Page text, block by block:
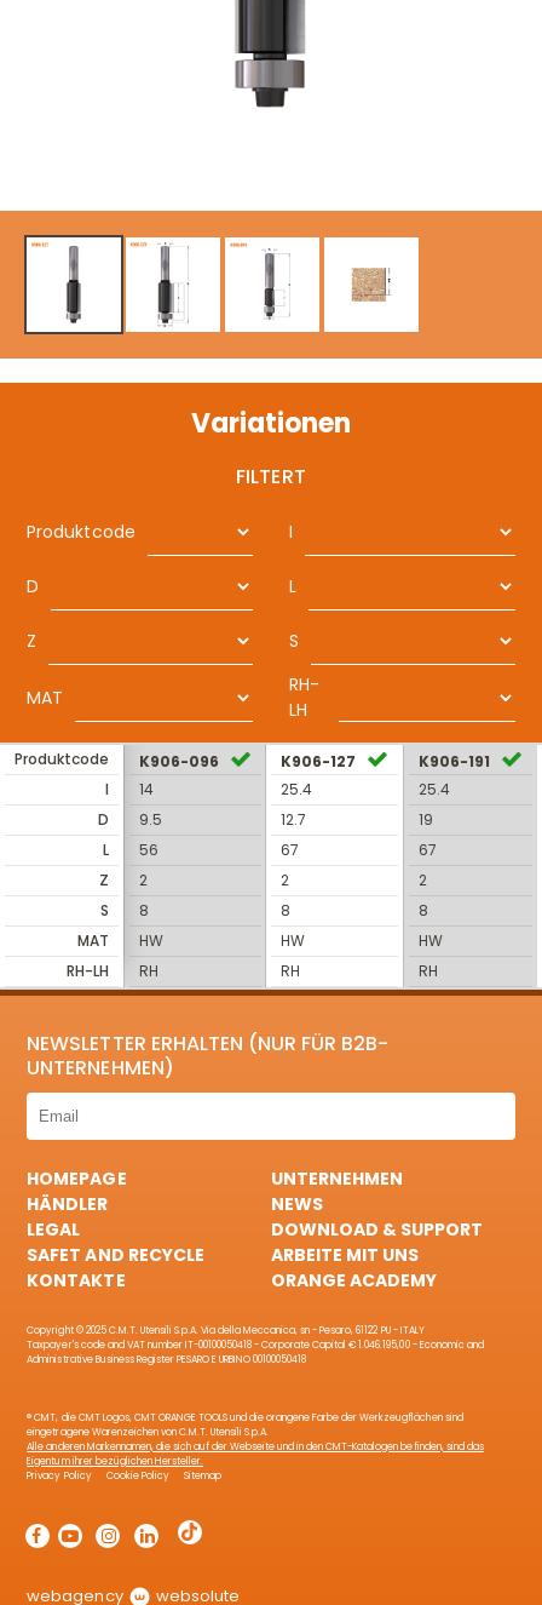
Variationen
FILTERT
Produktcode I
D L
Z S
MAT
RH-
LH
Produktcode
I
D
L
Z
S
MAT
RH-LH
K906-096
14
9.5
56
2
8
HW
RH
K906-127
25.4
12.7
67
2
8
HW
RH
K906-191
25.4
19
67
2
8
HW
RH
NEWSLETTER ERHALTEN (NUR FÜR B2B-
UNTERNEHMEN)
HOMEPAGE
UNTERNEHMEN
HÄNDLER
NEWS
LEGAL
DOWNLOAD & SUPPORT
SAFET AND RECYCLE
ARBEITE MIT UNS
KONTAKTE
ORANGE ACADEMY
Copyright © 2025 C.M.T. Utensili S.p.A. Via della Meccanica, sn - Pesaro, 61122 PU - ITALY
Taxpayer's code and VAT number IT-00100050418 - Corporate Capital € 1.046.195,00 - Economic and
Administrative Business Register PESARO E URBINO 00100050418
® CMT, die CMT Logos, CMT ORANGE TOOLS und die orangene Farbe der Werkzeugflächen sind
eingetragene Warenzeichen von C.M.T. Utensili S.p.A.
Alle anderen Markennamen, die sich auf der Webseite und in den CMT-Katalogen befinden, sind das
Eigentum ihrer bezüglichen Hersteller.
Privacy Policy
Cookie Policy Sitemap
webagency websolute